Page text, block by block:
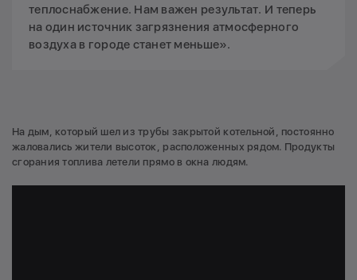
теплоснабжение. Нам важен результат. И теперь
на один источник загрязнения атмосферного
воздуха в городе станет меньше».
На дым, который шел из трубы закрытой котельной, постоянно
жаловались жители высоток, расположенных рядом. Продукты
сгорания топлива летели прямо в окна людям.